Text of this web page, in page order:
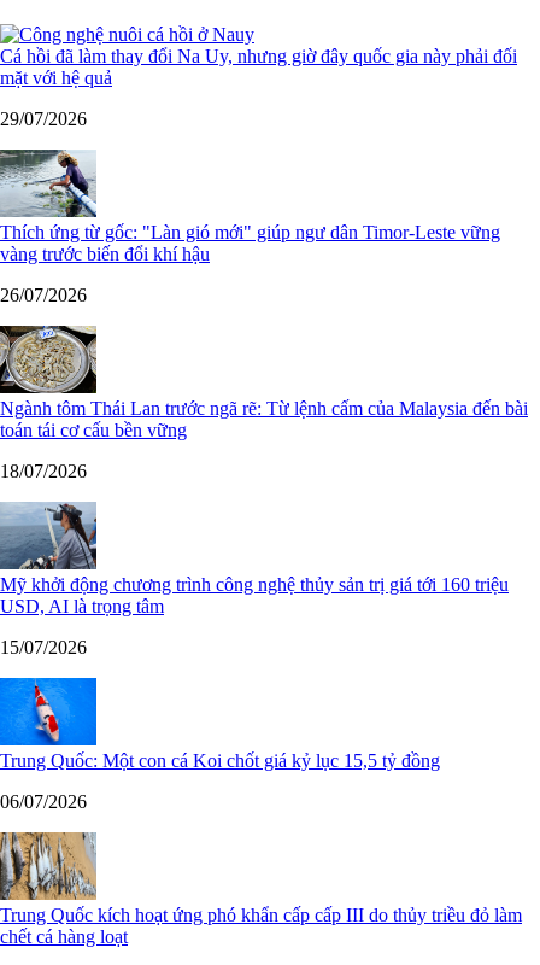
Cá hồi đã làm thay đổi Na Uy, nhưng giờ đây quốc gia này phải đối
mặt với hệ quả
29/07/2026
Thích ứng từ gốc: "Làn gió mới" giúp ngư dân Timor-Leste vững
vàng trước biến đổi khí hậu
26/07/2026
Ngành tôm Thái Lan trước ngã rẽ: Từ lệnh cấm của Malaysia đến bài
toán tái cơ cấu bền vững
18/07/2026
Mỹ khởi động chương trình công nghệ thủy sản trị giá tới 160 triệu
USD, AI là trọng tâm
15/07/2026
Trung Quốc: Một con cá Koi chốt giá kỷ lục 15,5 tỷ đồng
06/07/2026
Trung Quốc kích hoạt ứng phó khẩn cấp cấp III do thủy triều đỏ làm
chết cá hàng loạt